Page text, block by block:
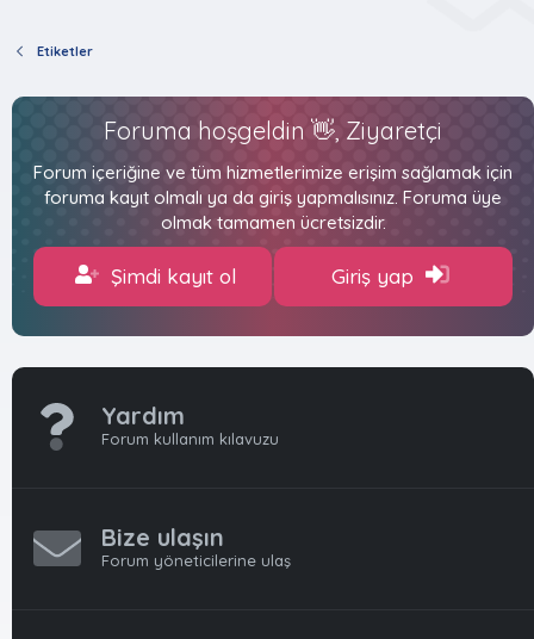
Etiketler
Foruma hoşgeldin 👋, Ziyaretçi
Forum içeriğine ve tüm hizmetlerimize erişim sağlamak için
foruma kayıt olmalı ya da giriş yapmalısınız. Foruma üye
olmak tamamen ücretsizdir.
Şimdi kayıt ol Giriş yap
Yardım
Forum kullanım kılavuzu
Bize ulaşın
Forum yöneticilerine ulaş